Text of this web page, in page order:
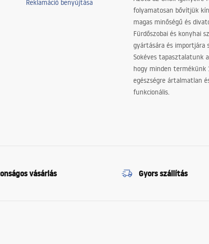
Reklamáció benyújtása
folyamatosan bővítjük
magas minőségű és
Fürdőszobai és konyhai
gyártására és importjára
Sokéves tapasztalatunk
hogy minden termékünk
egészségre ártalmatlan
funkcionális.
vásárlás Gyors szállítás